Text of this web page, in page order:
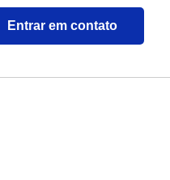
Entrar em contato